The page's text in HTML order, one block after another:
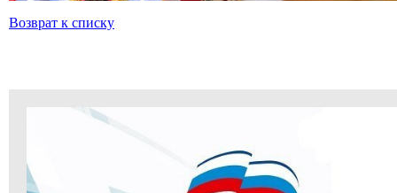
Возврат к списку